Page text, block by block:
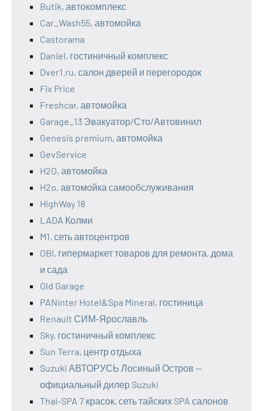
Butik, автокомплекс
Car_Wash55, автомойка
Castorama
Daniel, гостиничный комплекс
Dver1.ru, салон дверей и перегородок
Fix Price
Freshcar, автомойка
Garage_13 Эвакуатор/Сто/Автовинил
Genesis premium, автомойка
GevService
H2O, автомойка
H2o, автомойка самообслуживания
HighWay 18
LADA Колми
M1, сеть автоцентров
OBI, гипермаркет товаров для ремонта, дома
и сада
Old Garage
PANinter Hotel&Spa Mineral, гостиница
Renault СИМ-Ярославль
Sky, гостиничный комплекс
Sun Terra, центр отдыха
Suzuki АВТОРУСЬ Лосиный Остров —
официальный дилер Suzuki
Thai-SPA 7 красок, сеть тайских SPA салонов